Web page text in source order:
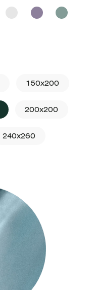
150x200
200x200
240x260